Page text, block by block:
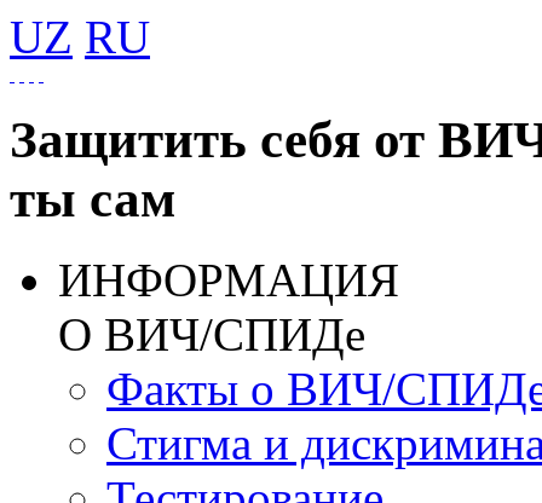
UZ RU
Защитить себя от
ты сам
ИНФОРМАЦИЯ
О ВИЧ/СПИДе
Факты о ВИЧ/
Стигма и